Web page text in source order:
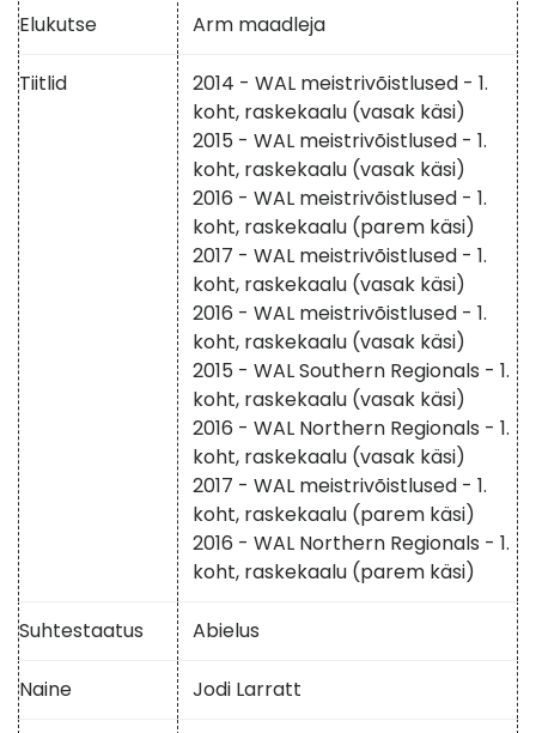
Elukutse Arm maadleja
Tiitlid
2014 - WAL meistrivõistlused - 1.
koht, raskekaalu (vasak käsi)
2015 - WAL meistrivõistlused - 1.
koht, raskekaalu (vasak käsi)
2016 - WAL meistrivõistlused - 1.
koht, raskekaalu (parem käsi)
2017 - WAL meistrivõistlused - 1.
koht, raskekaalu (vasak käsi)
2016 - WAL meistrivõistlused - 1.
koht, raskekaalu (vasak käsi)
2015 - WAL Southern Regionals - 1.
koht, raskekaalu (vasak käsi)
2016 - WAL Northern Regionals - 1.
koht, raskekaalu (vasak käsi)
2017 - WAL meistrivõistlused - 1.
koht, raskekaalu (parem käsi)
2016 - WAL Northern Regionals - 1.
koht, raskekaalu (parem käsi)
Suhtestaatus Abielus
Naine Jodi Larratt